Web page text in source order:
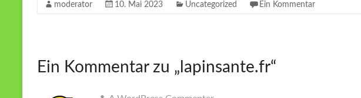
moderator 10. Mai 2023 Uncategorized Ein Kommentar
Ein Kommentar zu „ lapinsante.fr“